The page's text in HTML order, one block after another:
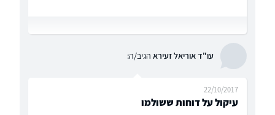
עו"ד אוריאל זעירא הגיב/ה:
עיקול על דוחות ששולמו
22/10/2017